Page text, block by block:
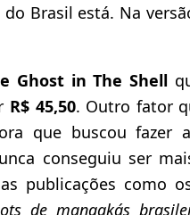
Brasil está. Na
Ghost in The Shell
R$ 45,50. Outro fator
que buscou fazer
conseguiu ser
publicações como
de mangakás